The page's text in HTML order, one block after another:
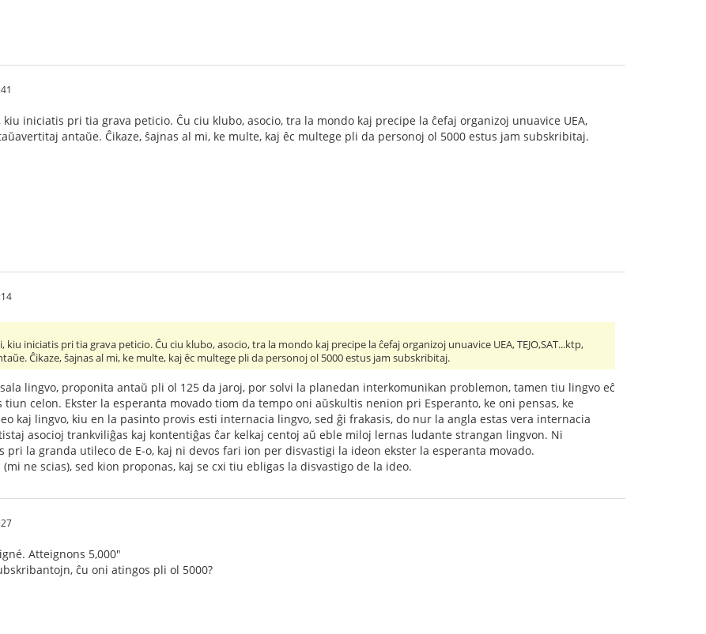
kiu iniciatis pri tia grava peticio. Ĉu ciu klubo, asocio, tra la mondo kaj precipe la ĉefaj organizoj unuavice UEA,
antaŭe. Ĉikaze, ŝajnas al mi, ke multe, kaj êc multege pli da personoj ol 5000 estus jam subskribitaj.
kiu iniciatis pri tia grava peticio. Ĉu ciu klubo, asocio, tra la mondo kaj precipe la ĉefaj organizoj unuavice UEA, TEJO,SAT...ktp,
Ĉikaze, ŝajnas al mi, ke multe, kaj êc multege pli da personoj ol 5000 estus jam subskribitaj.
lingvo, proponita antaŭ pli ol 125 da jaroj, por solvi la planedan interkomunikan problemon, tamen tiu lingvo eĉ
celon. Ekster la esperanta movado tiom da tempo oni aŭskultis nenion pri Esperanto, ke oni pensas, ke
kaj lingvo, kiu en la pasinto provis esti internacia lingvo, sed ĝi frakasis, do nur la angla estas vera internacia
asocioj trankviliĝas kaj kontentiĝas ĉar kelkaj centoj aŭ eble miloj lernas ludante strangan lingvon. Ni
pri la granda utileco de E-o, kaj ni devos fari ion per disvastigi la ideon ekster la esperanta movado.
ne scias), sed kion proponas, kaj se cxi tiu ebligas la disvastigo de la ideo.
Atteignons 5,000"
ĉu oni atingos pli ol 5000?